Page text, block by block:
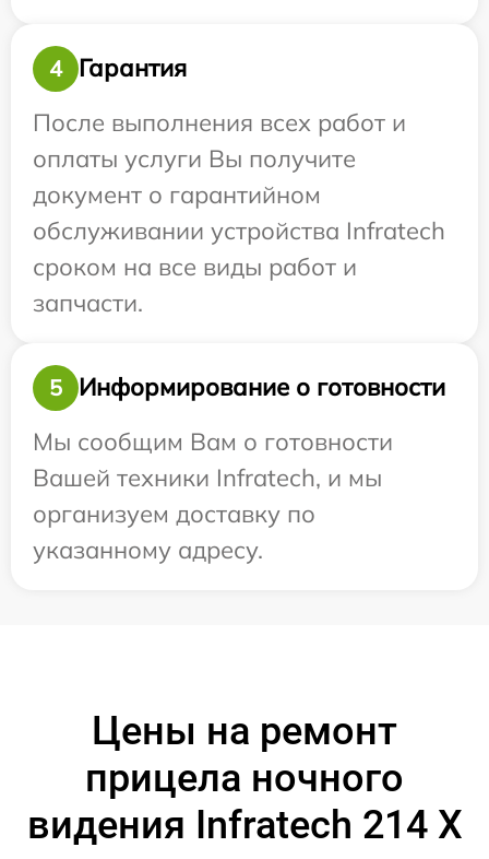
4
Гарантия
После выполнения всех работ и
оплаты услуги Вы получите
документ о гарантийном
обслуживании устройства Infratech
сроком на все виды работ и
запчасти.
5
Информирование о готовности
Мы сообщим Вам о готовности
Вашей техники Infratech, и мы
организуем доставку по
указанному адресу.
Цены на ремонт
прицела ночного
видения Infratech 214 Х